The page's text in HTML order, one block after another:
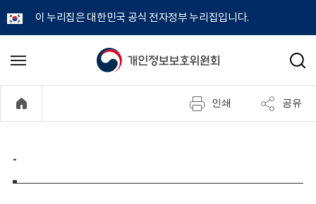
이 누리집은 대한민국 공식 전자정부 누리집입니다.
개
정
보
메
기
검
인쇄 공유
-